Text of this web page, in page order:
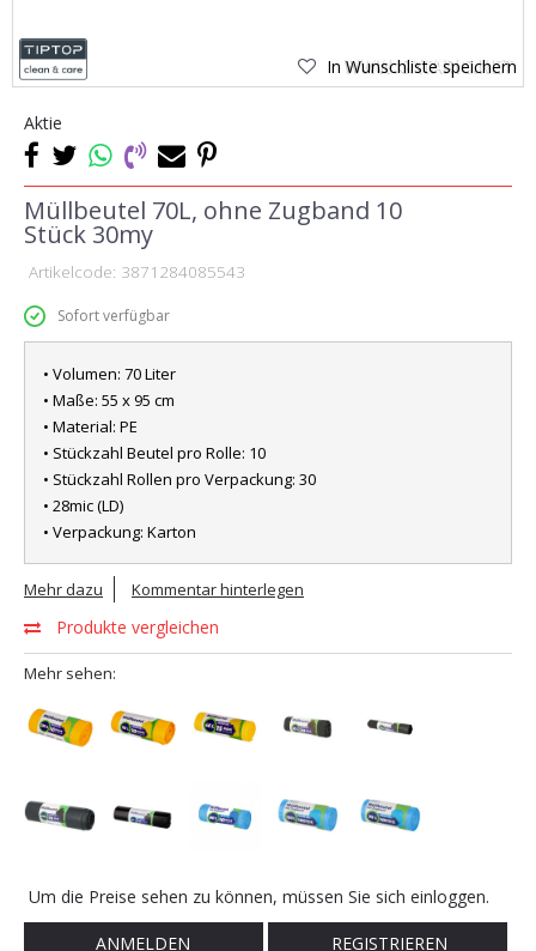
In Wunschliste speichern
Aktie
Müllbeutel 70L, ohne Zugband 10
Stück 30my
Artikelcode: 3871284085543
Sofort verfügbar
• Volumen: 70 Liter
• Maße: 55 x 95 cm
• Material: PE
• Stückzahl Beutel pro Rolle: 10
• Stückzahl Rollen pro Verpackung: 30
• 28mic (LD)
• Verpackung: Karton
Mehr dazu Kommentar hinterlegen
Produkte vergleichen
Mehr sehen:
Um die Preise sehen zu können, müssen Sie sich einloggen.
ANMELDEN REGISTRIEREN